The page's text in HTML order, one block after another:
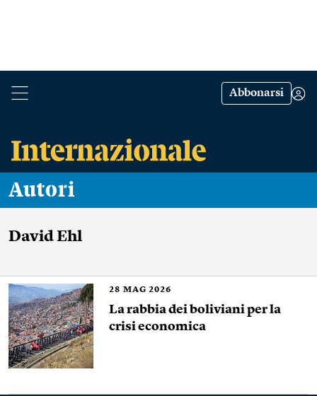
Abbonarsi
Autori
David Ehl
28 MAG 2026
La rabbia dei boliviani per la
crisi economica